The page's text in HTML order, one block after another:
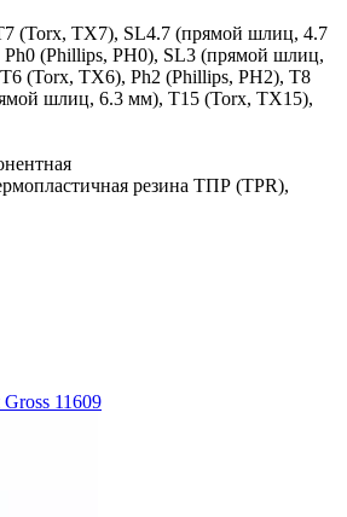
(Torx, TX7), SL4.7 (прямой шлиц, 4.7
(Phillips, PH0), SL3 (прямой шлиц,
(Torx, TX6), Ph2 (Phillips, PH2), T8
шлиц, 6.3 мм), T15 (Torx, TX15),
резина ТПР (TPR),
11609